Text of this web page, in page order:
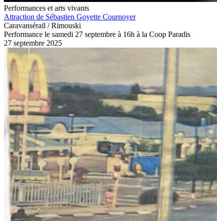
Performances et arts vivants
Attraction de Sébastien Goyette Cournoyer
Caravansérail / Rimouski
Performance le samedi 27 septembre à 16h à la Coop Paradis
27 septembre 2025